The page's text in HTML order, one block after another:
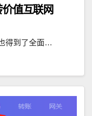
值互联网
得到了全面…